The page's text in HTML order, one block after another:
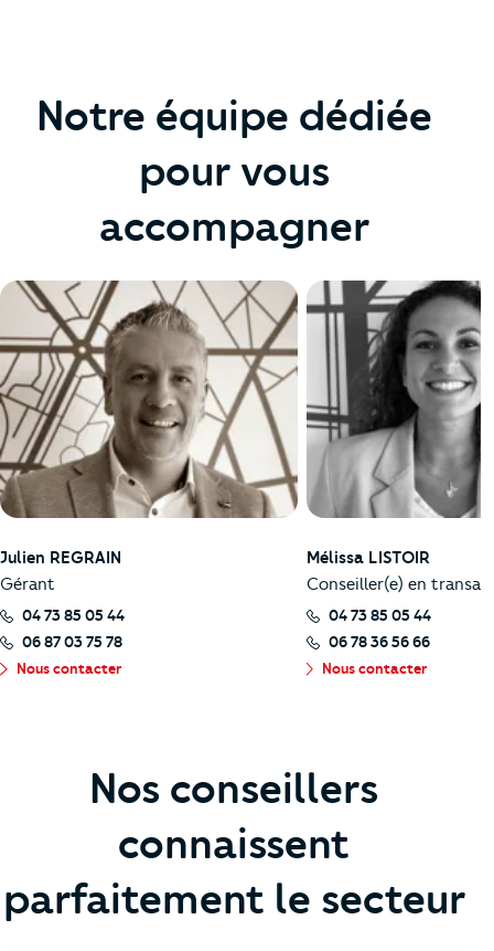
Notre équipe dédiée
pour vous
accompagner
Julien REGRAIN
Gérant
04 73 85 05 44
06 87 03 75 78
Nous contacter
Mélissa LISTOIR
Conseiller(e) en
04 73 85 05 44
06 78 36 56 66
Nous contacter
Nos conseillers
connaissent
parfaitement le secteur